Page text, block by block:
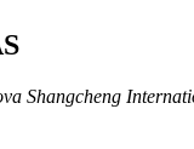
Shangcheng